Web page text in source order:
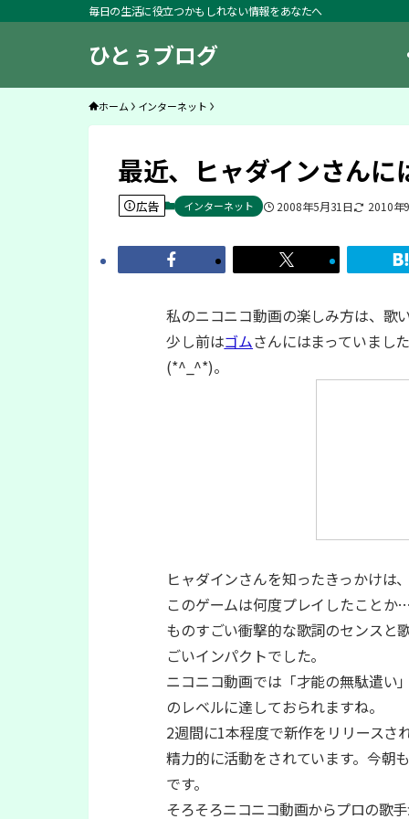
毎日の生活に役立つかもしれない情報をあなたへ
ひとぅブログ
ホーム インターネット
最近、ヒャダインさんに
広告 インターネット 2008年5月31日 2010年
私のニコニコ動画の楽しみ方は、歌
少し前はゴムさんにはまっていまし
(*^_^*)。
ヒャダインさんを知ったきっかけは
このゲームは何度プレイしたことか
ものすごい衝撃的な歌詞のセンスと
ごいインパクトでした。
ニコニコ動画では「才能の無駄遣い
のレベルに達しておられますね。
2週間に1本程度で新作をリリースさ
精力的に活動をされています。今朝
です。
そろそろニコニコ動画からプロの歌